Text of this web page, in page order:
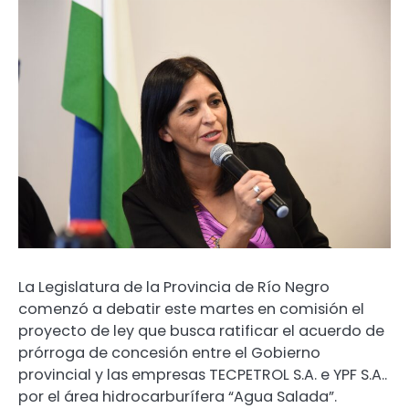
La Legislatura de la Provincia de Río Negro
comenzó a debatir este martes en comisión el
proyecto de ley que busca ratificar el acuerdo de
prórroga de concesión entre el Gobierno
provincial y las empresas TECPETROL S.A. e YPF S.A..
por el área hidrocarburífera “Agua Salada”.